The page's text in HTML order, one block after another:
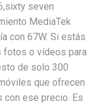
seven
MediaTek
con 67W. Si estás
fotos o vídeos para
de solo 300
que ofrecen
ese precio. Es